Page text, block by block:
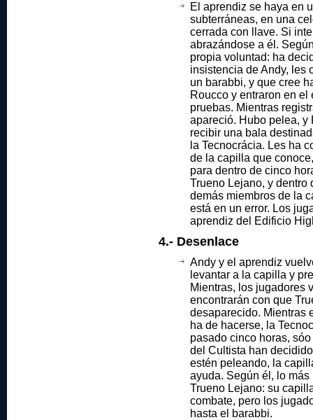
El aprendiz se haya en
subterráneas, en una
cerrada con llave. Si
abrazándose a él.
propia voluntad: ha
insistencia de Andy, les
un barabbi, y que cree
Roucco y entraron en
pruebas. Mientras
apareció. Hubo pelea,
recibir una bala
la Tecnocrácia. Les ha
de la capilla que
para dentro de cinco
Trueno Lejano, y dentro
demás miembros de la
está en un error. Los
aprendiz del Edificio
4.- Desenlace
Andy y el aprendiz
levantar a la capilla y
Mientras, los jugadores
encontrarán con que
desaparecido. Mientras
ha de hacerse, la
pasado cinco horas,
del Cultista han
estén peleando, la
ayuda. Según él, lo
Trueno Lejano: su
combate, pero los
hasta el barabbi.